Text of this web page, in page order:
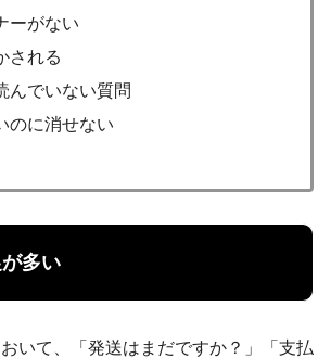
ーがない
される
んでいない質問
のに消せない
多い
いて、「発送はまだですか？」「支払